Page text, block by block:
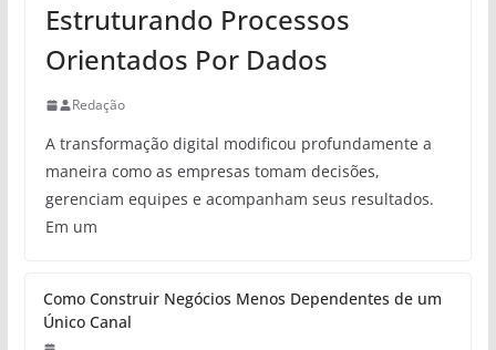
Estruturando Processos
Orientados Por Dados
Redação
A transformação digital modificou profundamente a
maneira como as empresas tomam decisões,
gerenciam equipes e acompanham seus resultados.
Em um
Como Construir Negócios Menos Dependentes de um
Único Canal